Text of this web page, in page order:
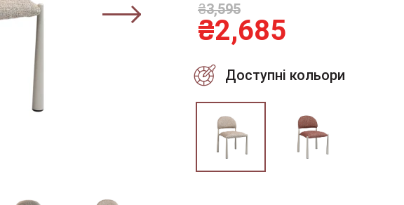
₴3,595
₴2,685
Доступні кольори